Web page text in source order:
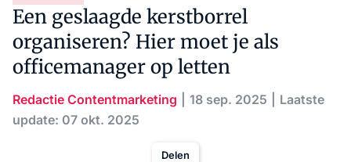
Een geslaagde kerstborrel
organiseren? Hier moet je als
officemanager op letten
Redactie Contentmarketing 18 sep. 2025
Laatste
update: 07 okt. 2025
Delen